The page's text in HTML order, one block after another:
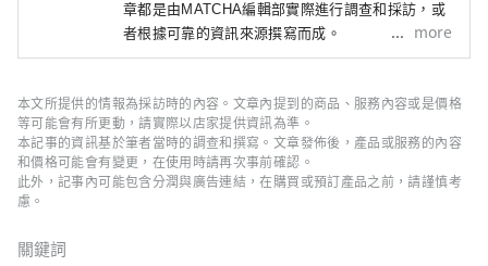
章都是由MATCHA編輯部實際進行調查和採訪，或
者根據可靠的資訊來源撰寫而成。
more
本文所提供的情報為採訪時的內容。文章內提到的商品、服務內容或是價格
等可能會有所更動，請實際以店家提供資訊為準。
本記事的資訊基於筆者當時的調查和撰寫。文章發佈後，產品或服務的內容
和價格可能會有變更，在使用時請再次事前確認。
此外，記事內可能包含分潤與廣告連結，在購買或預訂產品之前，請謹慎考
慮。
關鍵詞